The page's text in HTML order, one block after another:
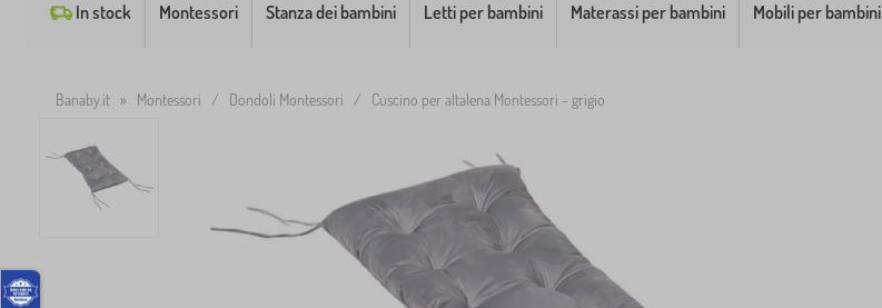
In stock Montessori Stanza dei bambini Letti per bambini Materassi per bambini Mobili per bambini
Banaby.it » Montessori / Dondoli Montessori / Cuscino per altalena Montessori - grigio